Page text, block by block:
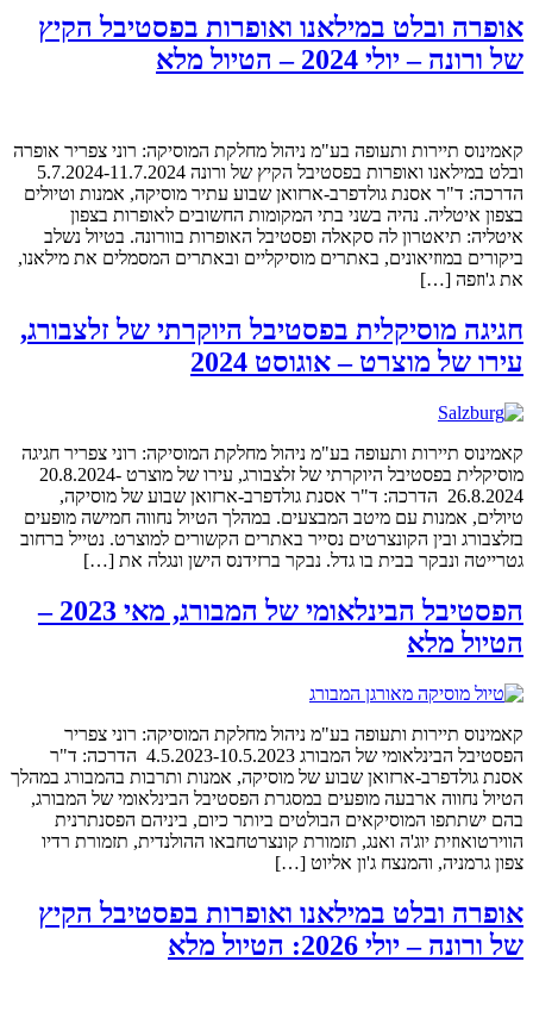
אופרה ובלט במילאנו ואופרות בפסטיבל הקיץ
של ורונה – יולי 2024 – הטיול מלא
קאמינוס תיירות ותעופה בע"מ ניהול מחלקת המוסיקה: רוני צפריר אופרה
ובלט במילאנו ואופרות בפסטיבל הקיץ של ורונה 5.7.2024-11.7.2024
הדרכה: ד"ר אסנת גולדפרב-ארזואן שבוע עתיר מוסיקה, אמנות וטיולים
בצפון איטליה. נהיה בשני בתי המקומות החשובים לאופרות בצפון
איטליה: תיאטרון לה סקאלה ופסטיבל האופרות בוורונה. בטיול נשלב
ביקורים במוזיאונים, באתרים מוסיקליים ובאתרים המסמלים את מילאנו,
את ג'וזפה […]
חגיגה מוסיקלית בפסטיבל היוקרתי של זלצבורג,
עירו של מוצרט – אוגוסט 2024
קאמינוס תיירות ותעופה בע"מ ניהול מחלקת המוסיקה: רוני צפריר חגיגה
מוסיקלית בפסטיבל היוקרתי של זלצבורג, עירו של מוצרט 20.8.2024-
26.8.2024 הדרכה: ד"ר אסנת גולדפרב-ארזואן שבוע של מוסיקה,
טיולים, אמנות עם מיטב המבצעים. במהלך הטיול נחווה חמישה מופעים
בזלצבורג ובין הקונצרטים נסייר באתרים הקשורים למוצרט. נטייל ברחוב
גטרייטה ונבקר בבית בו גדל. נבקר ברזידנס הישן ונגלה את […]
הפסטיבל הבינלאומי של המבורג, מאי 2023 –
הטיול מלא
קאמינוס תיירות ותעופה בע"מ ניהול מחלקת המוסיקה: רוני צפריר
הפסטיבל הבינלאומי של המבורג 4.5.2023-10.5.2023 הדרכה: ד"ר
אסנת גולדפרב-ארזואן שבוע של מוסיקה, אמנות ותרבות בהמבורג במהלך
הטיול נחווה ארבעה מופעים במסגרת הפסטיבל הבינלאומי של המבורג,
בהם ישתתפו המוסיקאים הבולטים ביותר כיום, ביניהם הפסנתרנית
הווירטואוזית יוג'ה ואנג, תזמורת קונצרטחבאו ההולנדית, תזמורת רדיו
צפון גרמניה, והמנצח ג'ון אליוט […]
אופרה ובלט במילאנו ואופרות בפסטיבל הקיץ
של ורונה – יולי 2026: הטיול מלא